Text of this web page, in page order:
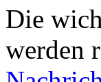
Die
werden